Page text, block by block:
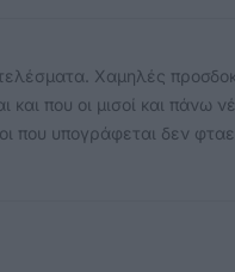
Χαμηλές
και που οι μισοί και πάνω
που υπογράφεται δεν